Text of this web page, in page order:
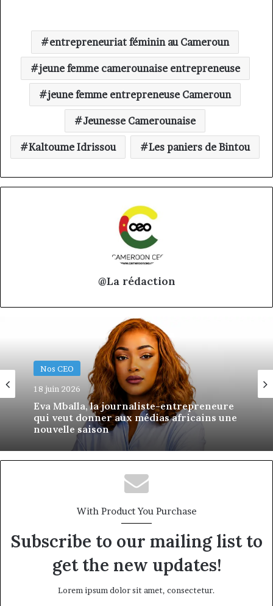
entrepreneuriat féminin au Cameroun
jeune femme camerounaise entrepreneuse
jeune femme entrepreneuse Cameroun
Jeunesse Camerounaise
Kaltoume Idrissou Les paniers de Bintou
@La rédaction
Nos CEO
18 juin 2026
Eva Mballa, la journaliste-entrepreneure
qui veut donner aux médias africains une
nouvelle saison
With Product You Purchase
Subscribe to our mailing list to
get the new updates!
Lorem ipsum dolor sit amet, consectetur.